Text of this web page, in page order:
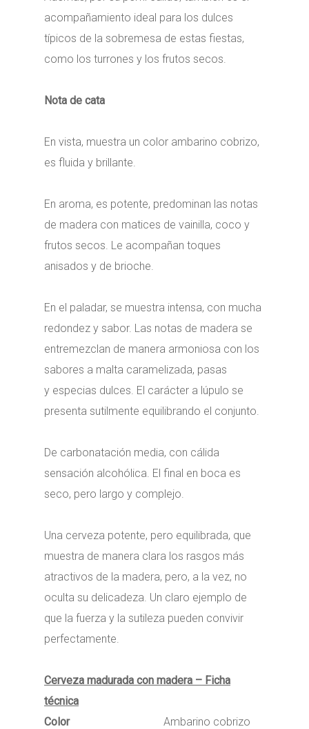
acompañamiento ideal para los dulces
típicos de la sobremesa de estas fiestas,
como los turrones y los frutos secos.
Nota de cata
En vista, muestra un color ambarino cobrizo,
es fluida y brillante.
En aroma, es potente, predominan las notas
de madera con matices de vainilla, coco y
frutos secos. Le acompañan toques
anisados y de brioche.
En el paladar, se muestra intensa, con mucha
redondez y sabor. Las notas de madera se
entremezclan de manera armoniosa con los
sabores a malta caramelizada, pasas
y especias dulces. El carácter a lúpulo se
presenta sutilmente equilibrando el conjunto.
De carbonatación media, con cálida
sensación alcohólica. El final en boca es
seco, pero largo y complejo.
Una cerveza potente, pero equilibrada, que
muestra de manera clara los rasgos más
atractivos de la madera, pero, a la vez, no
oculta su delicadeza. Un claro ejemplo de
que la fuerza y la sutileza pueden convivir
perfectamente.
Cerveza madurada con madera – Ficha
técnica
ColorAmbarino cobrizo